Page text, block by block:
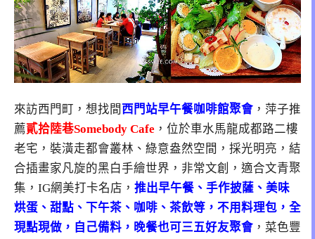
來訪西門町，想找間 西門站早午餐咖啡館聚會 ，萍子推
薦貳拾陸巷Somebody Cafe ，位於車水馬龍成都路二樓
老宅，裝潢走都會叢林、綠意盎然空間，採光明亮，結
合插畫家凡旋的黑白手繪世界，非常文創，適合文青聚
集，IG網美打卡名店， 推出早午餐、手作披薩、美味
烘蛋、甜點、下午茶、咖啡、茶飲等，不用料理包，全
現點現做，自己備料，晚餐也可三五好友聚會 ，菜色豐